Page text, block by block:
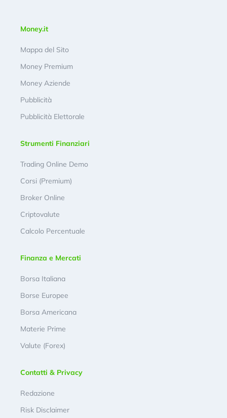
Money.it
Mappa del Sito
Money Premium
Money Aziende
Pubblicità
Pubblicità Elettorale
Strumenti Finanziari
Trading Online Demo
Corsi (Premium)
Broker Online
Criptovalute
Calcolo Percentuale
Finanza e Mercati
Borsa Italiana
Borse Europee
Borsa Americana
Materie Prime
Valute (Forex)
Contatti & Privacy
Redazione
Risk Disclaimer